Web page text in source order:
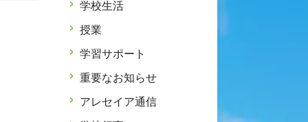
学校生活
授業
学習サポート
重要なお知らせ
アレセイア通信